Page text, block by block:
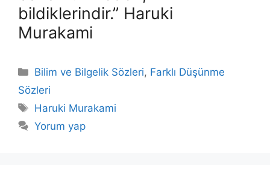
bildiklerindir.” Haruki
Murakami
Kategoriler
Bilim ve Bilgelik Sözleri, Farklı Düşünme
Sözleri
Etiketler
Haruki Murakami
Yorum yap